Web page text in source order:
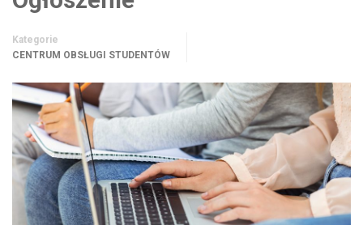
Kategorie
CENTRUM OBSŁUGI STUDENTÓW